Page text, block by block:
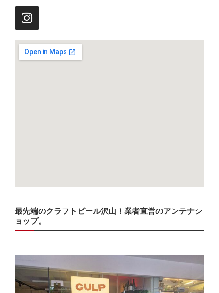
最先端のクラフトビール沢山！業者直営のアンテナシ
ョップ。